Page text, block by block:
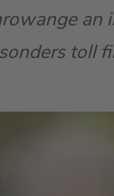
an
toll